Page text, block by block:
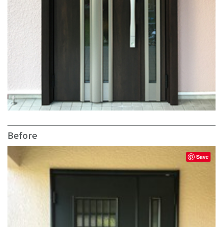
Before
Save